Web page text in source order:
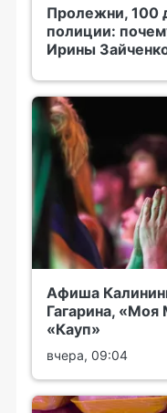
Пролежни, 100
полиции:
Ирины
Афиша
Гагарина,
«Кауп»
вчера, 09:04